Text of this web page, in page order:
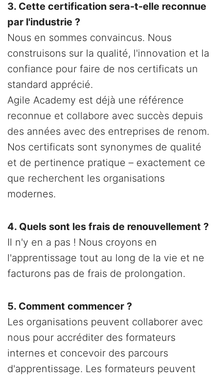
3. Cette certification sera-t-elle reconnue
par l'industrie ?
Nous en sommes convaincus. Nous
construisons sur la qualité, l'innovation et la
confiance pour faire de nos certificats un
standard apprécié.
Agile Academy est déjà une référence
reconnue et collabore avec succès depuis
des années avec des entreprises de renom.
Nos certificats sont synonymes de qualité
et de pertinence pratique – exactement ce
que recherchent les organisations
modernes.
4. Quels sont les frais de renouvellement ?
Il n'y en a pas ! Nous croyons en
l'apprentissage tout au long de la vie et ne
facturons pas de frais de prolongation.
5. Comment commencer ?
Les organisations peuvent collaborer avec
nous pour accréditer des formateurs
internes et concevoir des parcours
d'apprentissage. Les formateurs peuvent